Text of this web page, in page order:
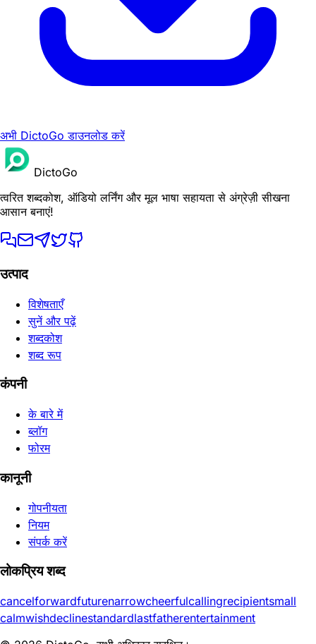
अभी DictoGo डाउनलोड करें
DictoGo
त्वरित शब्दकोश, ऑडियो लर्निंग और मूल भाषा सहायता से अंग्रेज़ी सीखना
आसान बनाएं!
उत्पाद
विशेषताएँ
सुनें और पढ़ें
शब्दकोश
शब्द रूप
कंपनी
के बारे में
ब्लॉग
फोरम
कानूनी
गोपनीयता
नियम
संपर्क करें
लोकप्रिय शब्द
cancelforwardfuturenarrowcheerfulcallingrecipientsmall
calmwishdeclinestandardlastfatherentertainment